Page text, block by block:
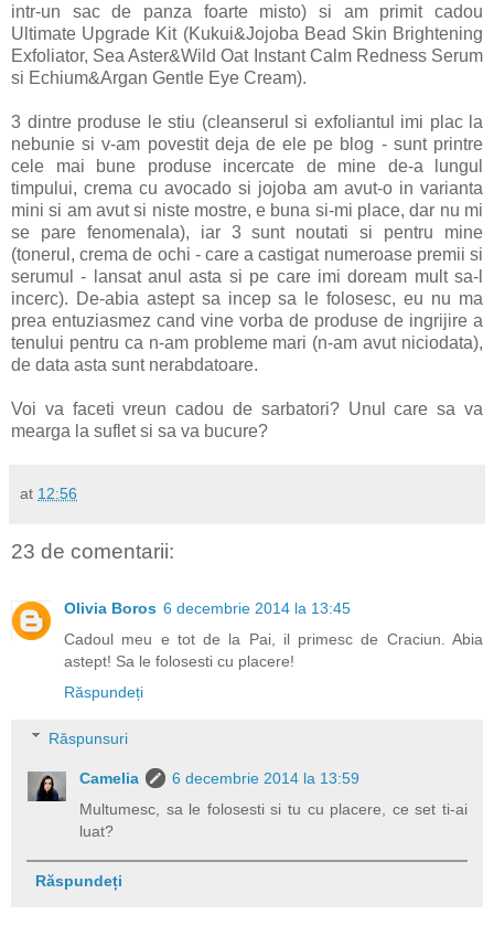
intr-un sac de panza foarte misto) si am primit cadou
Ultimate Upgrade Kit (Kukui&Jojoba Bead Skin Brightening
Exfoliator, Sea Aster&Wild Oat Instant Calm Redness Serum
si Echium&Argan Gentle Eye Cream).
3 dintre produse le stiu (cleanserul si exfoliantul imi plac la
nebunie si v-am povestit deja de ele pe blog - sunt printre
cele mai bune produse incercate de mine de-a lungul
timpului, crema cu avocado si jojoba am avut-o in varianta
mini si am avut si niste mostre, e buna si-mi place, dar nu mi
se pare fenomenala), iar 3 sunt noutati si pentru mine
(tonerul, crema de ochi - care a castigat numeroase premii si
serumul - lansat anul asta si pe care imi doream mult sa-l
incerc). De-abia astept sa incep sa le folosesc, eu nu ma
prea entuziasmez cand vine vorba de produse de ingrijire a
tenului pentru ca n-am probleme mari (n-am avut niciodata),
de data asta sunt nerabdatoare.
Voi va faceti vreun cadou de sarbatori? Unul care sa va
mearga la suflet si sa va bucure?
at 12:56
23 de comentarii:
Olivia Boros 6 decembrie 2014 la 13:45
Cadoul meu e tot de la Pai, il primesc de Craciun. Abia
astept! Sa le folosesti cu placere!
Răspundeți
Răspunsuri
Camelia
6 decembrie 2014 la 13:59
Multumesc, sa le folosesti si tu cu placere, ce set ti-ai
luat?
Răspundeți